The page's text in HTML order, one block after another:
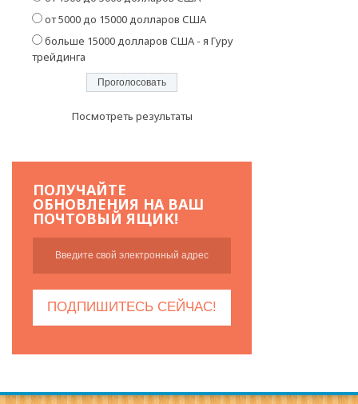
от 5000 до 15000 долларов США
больше 15000 долларов США - я Гуру
трейдинга
Посмотреть результаты
ПОЛУЧАЙТЕ
ОБНОВЛЕНИЯ НА ВАШ
ПОЧТОВЫЙ ЯЩИК!